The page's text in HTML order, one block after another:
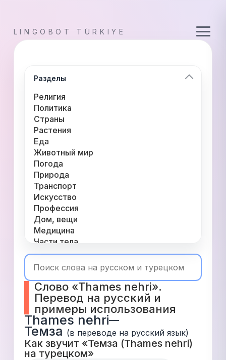
LINGOBOT TÜRKIYE
Разделы
Религия
Политика
Страны
Растения
Еда
Животный мир
Погода
Природа
Транспорт
Искусство
Профессия
Дом, вещи
Медицина
Части тела
Одежда
Время
Числа
Глаголы
Служебные
Существительные
Прилагательные
Слово «Thames nehri».
Перевод на русский и
примеры использования
Thames nehri—
Темза (в переводе на русский язык)
Как звучит «Темза (Thames nehri)
на турецком»